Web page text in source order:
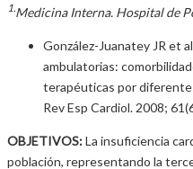
1.Medicina Interna. Hospital de
González-Juanatey JR et
ambulatorias:
terapéuticas por
Rev Esp Cardiol. 2008;
OBJETIVOS:La insuficiencia
población, representando la